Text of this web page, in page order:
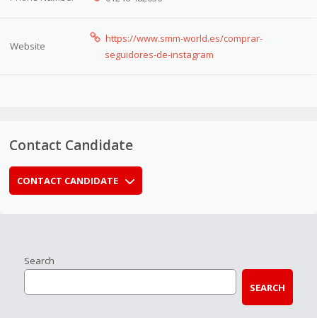
Website
https://www.smm-world.es/comprar-
seguidores-de-instagram
Contact Candidate
CONTACT CANDIDATE
Search
SEARCH